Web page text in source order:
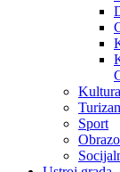
Kultura
Sport